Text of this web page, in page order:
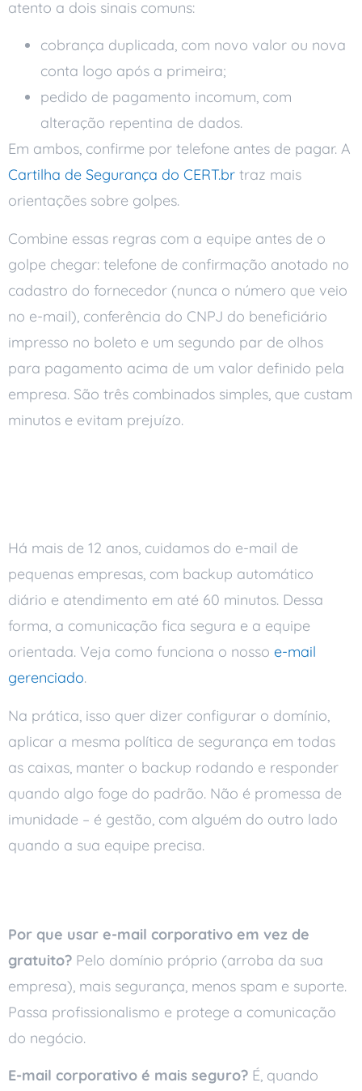
atento a dois sinais comuns:
cobrança duplicada, com novo valor ou nova
conta logo após a primeira;
pedido de pagamento incomum, com
alteração repentina de dados.
Em ambos, confirme por telefone antes de pagar. A
Cartilha de Segurança do CERT.br traz mais
orientações sobre golpes.
Combine essas regras com a equipe antes de o
golpe chegar: telefone de confirmação anotado no
cadastro do fornecedor (nunca o número que veio
no e-mail), conferência do CNPJ do beneficiário
impresso no boleto e um segundo par de olhos
para pagamento acima de um valor definido pela
empresa. São três combinados simples, que custam
minutos e evitam prejuízo.
Há mais de 12 anos, cuidamos do e-mail de
pequenas empresas, com backup automático
diário e atendimento em até 60 minutos. Dessa
forma, a comunicação fica segura e a equipe
orientada. Veja como funciona o nosso e-mail
gerenciado.
Na prática, isso quer dizer configurar o domínio,
aplicar a mesma política de segurança em todas
as caixas, manter o backup rodando e responder
quando algo foge do padrão. Não é promessa de
imunidade – é gestão, com alguém do outro lado
quando a sua equipe precisa.
Por que usar e-mail corporativo em vez de
gratuito? Pelo domínio próprio (arroba da sua
empresa), mais segurança, menos spam e suporte.
Passa profissionalismo e protege a comunicação
do negócio.
E-mail corporativo é mais seguro? É, quando